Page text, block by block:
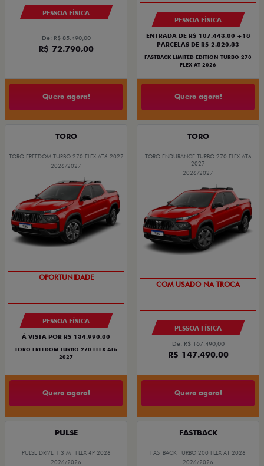
PESSOA FÍSICA
De: R$ 85.490,00
R$ 72.790,00
Quero agora!
PESSOA FÍSICA
ENTRADA DE R$ 107.443,00 +18
PARCELAS DE R$ 2.820,83
FASTBACK LIMITED EDITION TURBO 270
FLEX AT 2026
Quero agora!
TORO
TORO FREEDOM TURBO 270 FLEX AT6 2027
2026/2027
PESSOA FÍSICA
À VISTA POR R$ 134.990,00
TORO FREEDOM TURBO 270 FLEX AT6
2027
Quero agora!
TORO
TORO ENDURANCE TURBO 270 FLEX AT6
2027
2026/2027
PESSOA FÍSICA
De: R$ 167.490,00
R$ 147.490,00
Quero agora!
PULSE
PULSE DRIVE 1.3 MT FLEX 4P 2026
2026/2026
FASTBACK
FASTBACK TURBO 200 FLEX AT 2026
2026/2026